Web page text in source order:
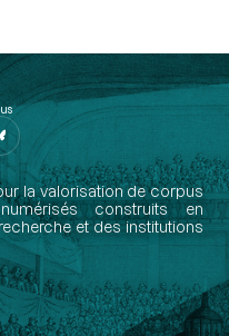
la valorisation de corpus
construits en
et des institutions